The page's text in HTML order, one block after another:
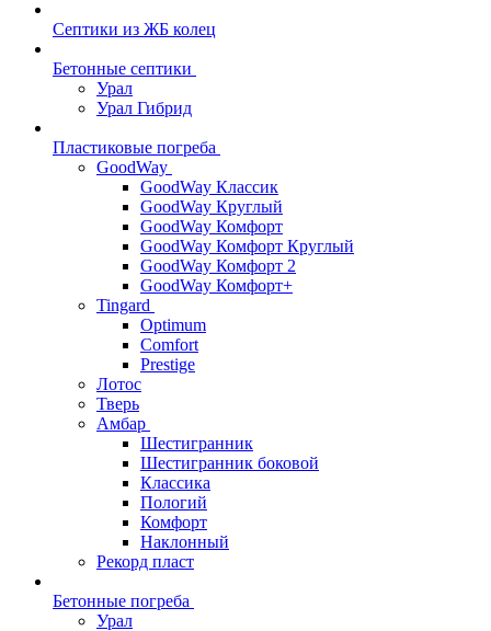
Септики из ЖБ колец
Бетонные септики
Урал
Урал Гибрид
Пластиковые погреба
GoodWay
GoodWay Классик
GoodWay Круглый
GoodWay Комфорт
GoodWay Комфорт Круглый
GoodWay Комфорт 2
GoodWay Комфорт+
Tingard
Optimum
Comfort
Prestige
Лотос
Тверь
Амбар
Шестигранник
Шестигранник боковой
Классика
Пологий
Комфорт
Наклонный
Рекорд пласт
Бетонные погреба
Урал